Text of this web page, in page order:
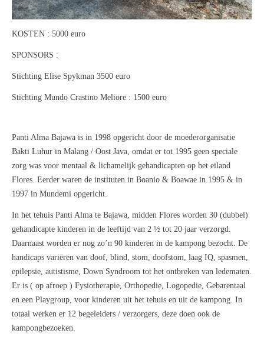
KOSTEN : 5000 euro
SPONSORS :
Stichting Elise Spykman 3500 euro
Stichting Mundo Crastino Meliore : 1500 euro
Panti Alma Bajawa is in 1998 opgericht door de moederorganisatie
Bakti Luhur in Malang / Oost Java, omdat er tot 1995 geen speciale
zorg was voor mentaal & lichamelijk gehandicapten op het eiland
Flores. Eerder waren de instituten in Boanio & Boawae in 1995 & in
1997 in Mundemi opgericht.
In het tehuis Panti Alma te Bajawa, midden Flores worden 30 (dubbel)
gehandicapte kinderen in de leeftijd van 2 ½ tot 20 jaar verzorgd.
Daarnaast worden er nog zo’n 90 kinderen in de kampong bezocht. De
handicaps variëren van doof, blind, stom, doofstom, laag IQ, spasmen,
epilepsie, autistisme, Down Syndroom tot het ontbreken van ledematen.
Er is ( op afroep ) Fysiotherapie, Orthopedie, Logopedie, Gebarentaal
en een Playgroup, voor kinderen uit het tehuis en uit de kampong. In
totaal werken er 12 begeleiders / verzorgers, deze doen ook de
kampongbezoeken.